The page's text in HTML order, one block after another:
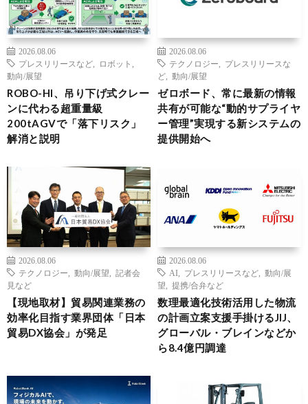
2026.08.06
プレスリリースなど
ロボット
動向/展望
ROBO-HI、吊り下げ式クレー
ンに代わる超重量級
200tAGVで「落下リスク」
解消と説明
2026.08.06
テクノロジー
プレスリリースな
ど
動向/展望
ゼロボード、常に最新の情報
共有が可能な“動的サプライヤ
ー管理”実現する新システムの
提供開始へ
2026.08.06
テクノロジー
動向/展望
記者会
見など
【現地取材】貿易関連業務の
効率化目指す業界団体「日本
貿易DX協会」が発足
2026.08.06
AI
プレスリリースなど
動向/展
望
提携/合弁など
数理最適化技術活用した物流
の計画立案支援手掛けるJIJ、
グローバル・ブレインなどか
ら8.4億円調達